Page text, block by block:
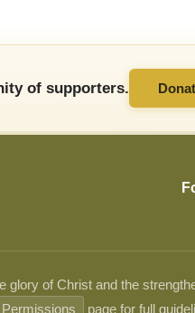
of supporters.
of Christ and the
page for full